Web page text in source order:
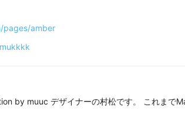
pages/amber
デザイナーの村松です。 これまでMakuakeにて、